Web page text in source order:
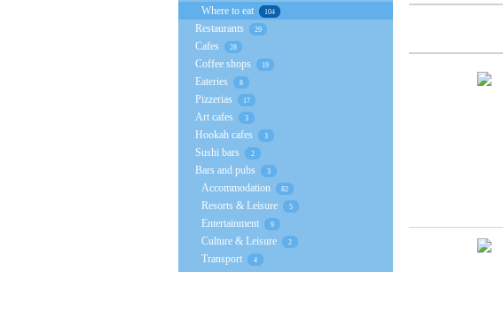
Where to eat 104
Restaurants 29
Cafes 28
Coffee shops 19
Eateries 8
Pizzerias 17
Art cafes 3
Hookah cafes 3
Sushi bars 2
Bars and pubs 3
Accommodation 82
Resorts & Leisure 5
Entertainment 9
Culture & Leisure 2
Transport 4